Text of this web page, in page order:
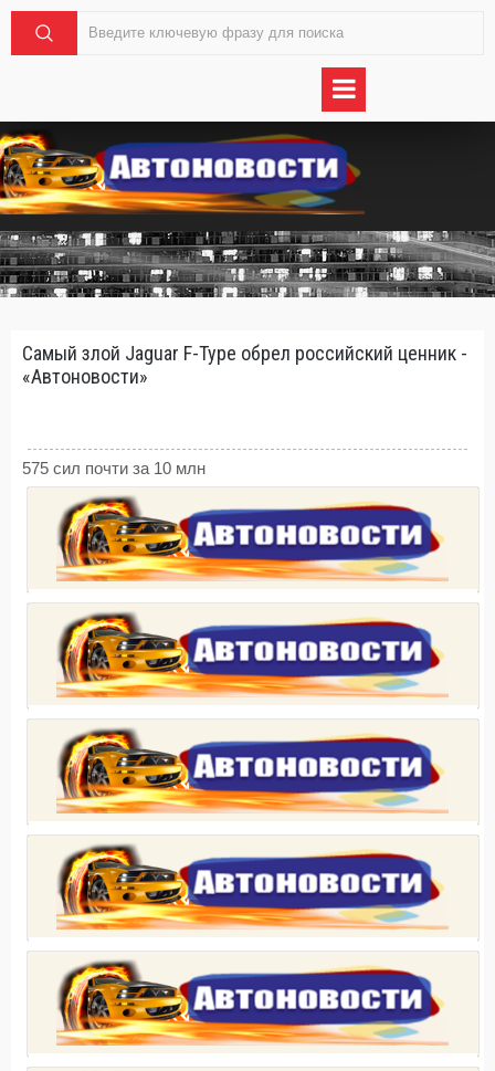
Самый злой Jaguar F-Type обрел российский ценник -
«Автоновости»
575 сил почти за 10 млн